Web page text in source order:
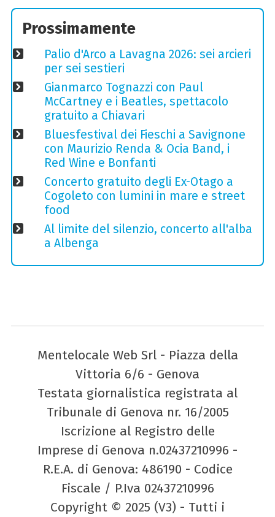
Prossimamente
Palio d'Arco a Lavagna 2026: sei arcieri
per sei sestieri
Gianmarco Tognazzi con Paul
McCartney e i Beatles, spettacolo
gratuito a Chiavari
Bluesfestival dei Fieschi a Savignone
con Maurizio Renda & Ocia Band, i
Red Wine e Bonfanti
Concerto gratuito degli Ex-Otago a
Cogoleto con lumini in mare e street
food
Al limite del silenzio, concerto all'alba
a Albenga
Mentelocale Web Srl - Piazza della
Vittoria 6/6 - Genova
Testata giornalistica registrata al
Tribunale di Genova nr. 16/2005
Iscrizione al Registro delle
Imprese di Genova n.02437210996 -
R.E.A. di Genova: 486190 - Codice
Fiscale / P.Iva 02437210996
Copyright © 2025 (V3) - Tutti i